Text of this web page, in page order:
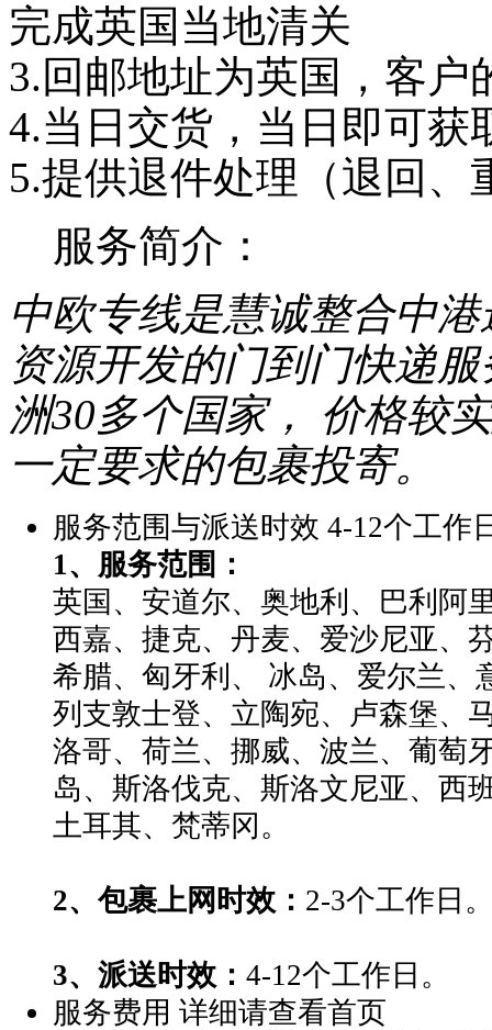
Z**2
之前在你们公司发
过其他产品，现在
想问一下可以发仿
牌手机吗...
匿名用户
发货很快，当天拿
来的快递，第二天
就可以上网查到跟
踪号了。...
匿名用户
价格查询功能很
好，价格透明一目
了然，...
D**3
我很喜欢用你们的
系统，能够为大客
户着想...
F**6
价格比较合理，服
匿名用户
完成英国当地清关
3.回邮地址为英国，客户
4.当日交货，当日即可获
5.提供退件处理（退回、
服务简介：
中欧专线是慧诚整合中
资源开发的门到门快递
洲30多个国家， 价格较
一定要求的包裹投寄。
服务范围与派送时效 4-12个工作
1、服务范围：
英国、安道尔、奥地利、巴利阿
西嘉、捷克、丹麦、爱沙尼亚、
希腊、匈牙利、 冰岛、爱尔兰、
列支敦士登、立陶宛、卢森堡、
洛哥、荷兰、挪威、波兰、葡萄
岛、斯洛伐克、斯洛文尼亚、西
土耳其、梵蒂冈。
2、包裹上网时效： 2-3个工作日
3、派送时效： 4-12个工作日。
服务费用 详细请查看首页